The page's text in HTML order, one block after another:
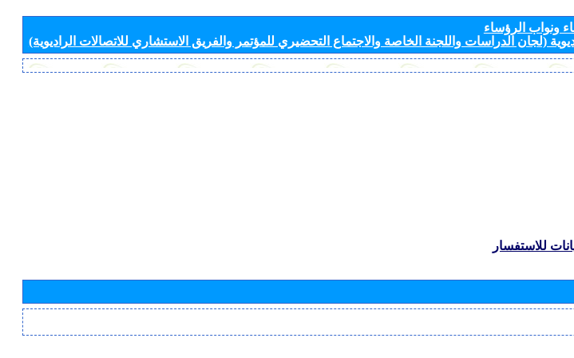
ونواب الرؤساء
(لجان الدراسات واللجنة الخاصة والاجتماع التحضيري للمؤتمر والفريق الاستشاري للاتصالات الراديوية)
للاستفسار